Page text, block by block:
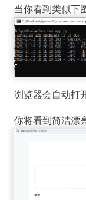
当你看到类似下
浏览器会自动打
你将看到简洁漂